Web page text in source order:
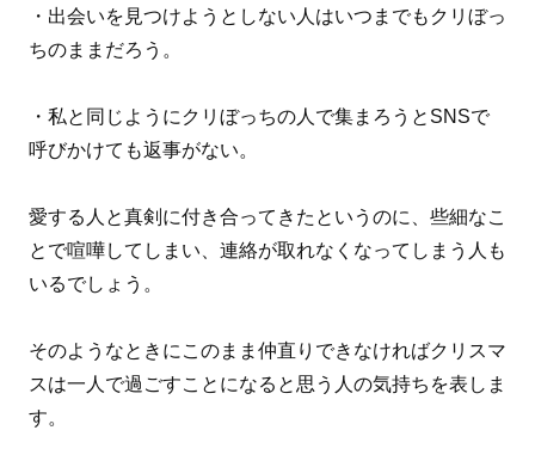
・出会いを見つけようとしない人はいつまでもクリぼっ
ちのままだろう。
・私と同じようにクリぼっちの人で集まろうとSNSで
呼びかけても返事がない。
愛する人と真剣に付き合ってきたというのに、些細なこ
とで喧嘩してしまい、連絡が取れなくなってしまう人も
いるでしょう。
そのようなときにこのまま仲直りできなければクリスマ
スは一人で過ごすことになると思う人の気持ちを表しま
す。